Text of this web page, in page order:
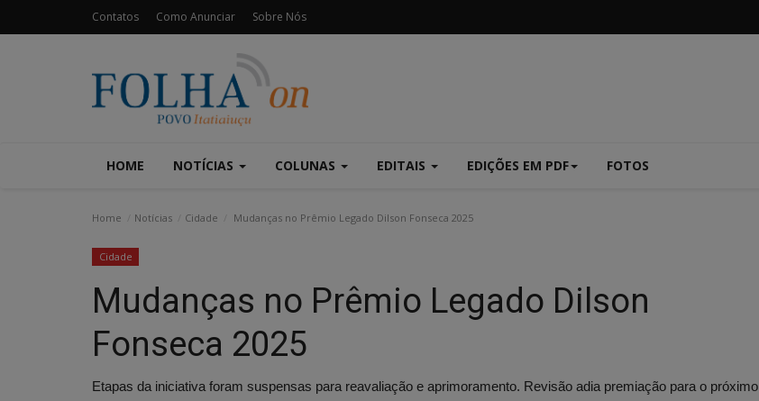
Contatos Como Anunciar Sobre Nós
HOME NOTÍCIAS COLUNAS EDITAIS EDIÇÕES EM PDF FOTOS
Home Notícias Cidade Mudanças no Prêmio Legado Dilson Fonseca 2025
Cidade
Mudanças no Prêmio Legado Dilson
Fonseca 2025
Etapas da iniciativa foram suspensas para reavaliação e aprimoramento. Revisão adia premiação para o próximo